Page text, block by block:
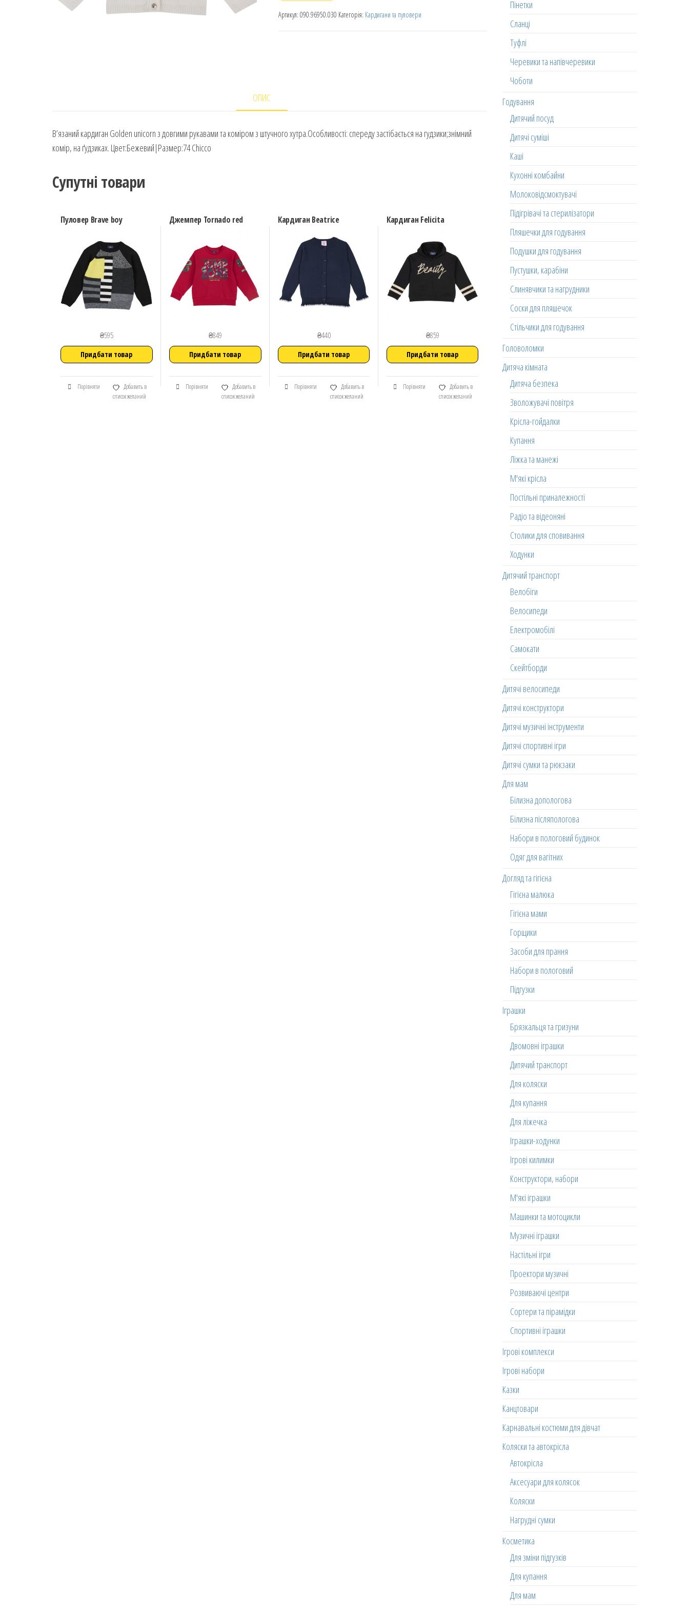
Артикул: 090.96950.030 Категорія: Кардигани та пуловери
ОПИС
В’язаний кардиган Golden unicorn з довгими рукавами та коміром з штучного хутра.Особливості: спереду застібається на гудзики;знімний
комір, на ґудзиках. Цвет:Бежевий|Размер:74 Chicco
Супутні товари
Пуловер Brave boy
₴595
Придбати товар
Порівняти
Добавить в
список желаний
Джемпер Tornado red
₴849
Придбати товар
Порівняти
Добавить в
список желаний
Кардиган Beatrice
₴440
Придбати товар
Порівняти
Добавить в
список желаний
Кардиган Felicita
₴859
Придбати товар
Порівняти
Добавить в
список желаний
Пінетки
Сланці
Туфлі
Черевики та напівчеревики
Чоботи
Годування
Дитячий посуд
Дитячі суміші
Каші
Кухонні комбайни
Молоковідсмоктувачі
Підігрівачі та стерилізатори
Пляшечки для годування
Подушки для годування
Пустушки, карабіни
Слинявчики та нагрудники
Соски для пляшечок
Стільчики для годування
Головоломки
Дитяча кімната
Дитяча безпека
Зволожувачі повітря
Крісла-гойдалки
Купання
Ліжка та манежі
М'які крісла
Постільні приналежності
Радіо та відеоняні
Столики для сповивання
Ходунки
Дитячий транспорт
Велобіги
Велосипеди
Електромобілі
Самокати
Скейтборди
Дитячі велосипеди
Дитячі конструктори
Дитячі музичні інструменти
Дитячі спортивні ігри
Дитячі сумки та рюкзаки
Для мам
Білизна допологова
Білизна післяпологова
Набори в пологовий будинок
Одяг для вагітних
Догляд та гігієна
Гігієна малюка
Гігієна мами
Горщики
Засоби для прання
Набори в пологовий
Підгузки
Іграшки
Брязкальця та гризуни
Двомовні іграшки
Дитячий транспорт
Для коляски
Для купання
Для ліжечка
Іграшки-ходунки
Ігрові килимки
Конструктори, набори
М'які іграшки
Машинки та мотоцикли
Музичні іграшки
Настільні ігри
Проектори музичні
Розвиваючі центри
Сортери та пірамідки
Спортивні іграшки
Ігрові комплекси
Ігрові набори
Казки
Канцтовари
Карнавальні костюми для дівчат
Коляски та автокрісла
Автокрісла
Аксесуари для колясок
Коляски
Нагрудні сумки
Косметика
Для зміни підгузків
Для купання
Для мам